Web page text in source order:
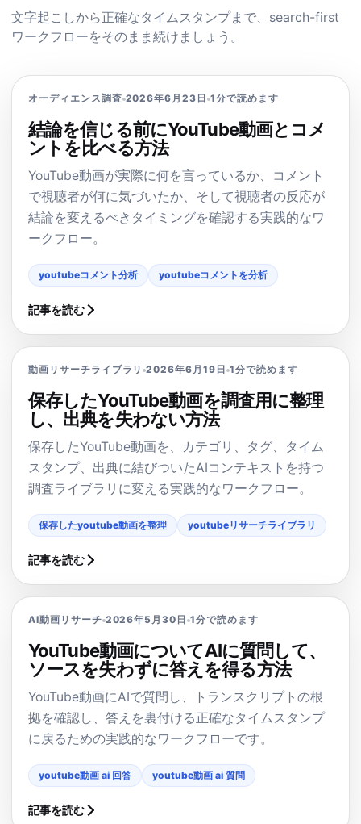
文字起こしから正確なタイムスタンプまで、search-first
ワークフローをそのまま続けましょう。
オーディエンス調査 2026年6月23日 1分で読めます
結論を信じる前にYouTube動画とコメ
ントを比べる方法
YouTube動画が実際に何を言っているか、コメント
で視聴者が何に気づいたか、そして視聴者の反応が
結論を変えるべきタイミングを確認する実践的なワ
ークフロー。
youtubeコメント分析 youtubeコメントを分析
記事を読む
動画リサーチライブラリ 2026年6月19日 1分で読めます
保存したYouTube動画を調査用に整理
し、出典を失わない方法
保存したYouTube動画を、カテゴリ、タグ、タイム
スタンプ、出典に結びついたAIコンテキストを持つ
調査ライブラリに変える実践的なワークフロー。
保存したyoutube動画を整理 youtubeリサーチライブラリ
記事を読む
AI動画リサーチ 2026年5月30日 1分で読めます
YouTube動画についてAIに質問して、
ソースを失わずに答えを得る方法
YouTube動画にAIで質問し、トランスクリプトの根
拠を確認し、答えを裏付ける正確なタイムスタンプ
に戻るための実践的なワークフローです。
youtube動画 ai 回答 youtube動画 ai 質問
記事を読む